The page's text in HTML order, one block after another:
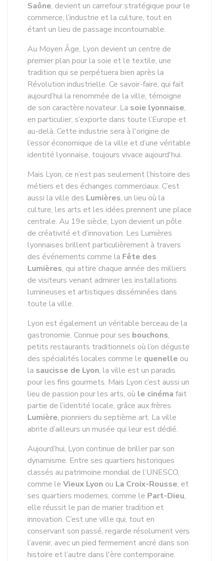
Saône, devient un carrefour stratégique pour le
commerce, l’industrie et la culture, tout en
étant un lieu de passage incontournable.
Au Moyen Âge, Lyon devient un centre de
premier plan pour la soie et le textile, une
tradition qui se perpétuera bien après la
Révolution industrielle. Ce savoir-faire, qui fait
aujourd’hui la renommée de la ville, témoigne
de son caractère novateur. La soie lyonnaise,
en particulier, s’exporte dans toute l’Europe et
au-delà. Cette industrie sera à l'origine de
l’essor économique de la ville et d’une véritable
identité lyonnaise, toujours vivace aujourd'hui.
Mais Lyon, ce n’est pas seulement l’histoire des
métiers et des échanges commerciaux. C’est
aussi la ville des Lumières, un lieu où la
culture, les arts et les idées prennent une place
centrale. Au 19e siècle, Lyon devient un pôle
de créativité et d’innovation. Les Lumières
lyonnaises brillent particulièrement à travers
des événements comme la Fête des
Lumières, qui attire chaque année des milliers
de visiteurs venant admirer les installations
lumineuses et artistiques disséminées dans
toute la ville.
Lyon est également un véritable berceau de la
gastronomie. Connue pour ses bouchons,
petits restaurants traditionnels où l’on déguste
des spécialités locales comme le quenelle ou
la saucisse de Lyon, la ville est un paradis
pour les fins gourmets. Mais Lyon c’est aussi un
lieu de passion pour les arts, où le cinéma fait
partie de l’identité locale, grâce aux frères
Lumière, pionniers du septième art. La ville
abrite d’ailleurs un musée qui leur est dédié.
Aujourd’hui, Lyon continue de briller par son
dynamisme. Entre ses quartiers historiques
classés au patrimoine mondial de l’UNESCO,
comme le Vieux Lyon ou La Croix-Rousse, et
ses quartiers modernes, comme le Part-Dieu,
elle réussit le pari de marier tradition et
innovation. C’est une ville qui, tout en
conservant son passé, regarde résolument vers
l’avenir, avec un pied fermement ancré dans son
histoire et l’autre dans l'ère contemporaine.